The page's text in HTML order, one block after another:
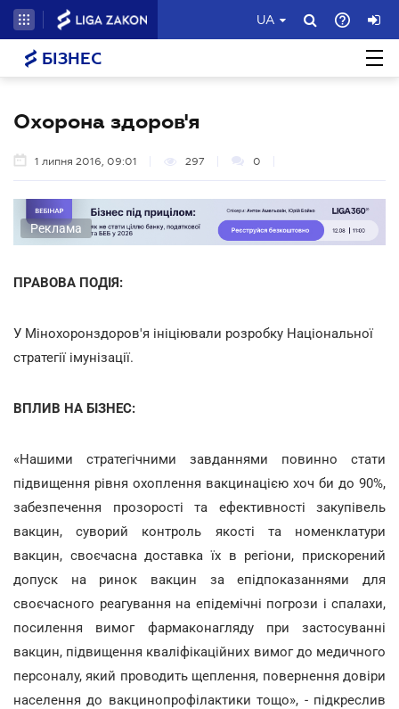
UA
БІЗНЕС
Охорона здоров'я
1 липня 2016, 09:01 297 0
Реклама
ПРАВОВА ПОДІЯ:
У Мінохоронздоров'я ініціювали розробку Національної
стратегії імунізації.
ВПЛИВ НА БІЗНЕС:
«Нашими стратегічними завданнями повинно стати
підвищення рівня охоплення вакцинацією хоч би до 90%,
забезпечення прозорості та ефективності закупівель
вакцин, суворий контроль якості та номенклатури
вакцин, своєчасна доставка їх в регіони, прискорений
допуск на ринок вакцин за епідпоказаннями для
своєчасного реагування на епідемічні погрози і спалахи,
посилення вимог фармаконагляду при застосуванні
вакцин, підвищення кваліфікаційних вимог до медичного
персоналу, який проводить щеплення, повернення довіри
населення до вакцинопрофілактики тощо», - підкреслив